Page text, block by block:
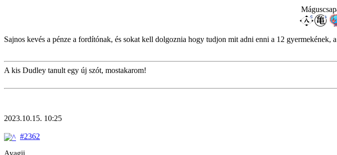
Sajnos kevés a pénze a fordítónak, és sokat kell dolgoznia hogy tudjon mit adni enni a 12 gyermekének,
A kis Dudley tanult egy új szót, mostakarom!
2023.10.15. 10:25
#2362
Ayagii